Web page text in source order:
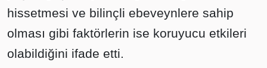
hissetmesi ve bilinçli ebeveynlere sahip
olması gibi faktörlerin ise koruyucu etkileri
olabildiğini ifade etti.